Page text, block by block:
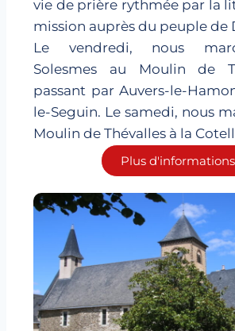
vie de prière rythmée par la
mission auprès du peuple de
Le vendredi, nous
Solesmes au Moulin de
passant par Auvers-le-
le-Seguin. Le samedi, nous
Moulin de Thévalles à la
Plus d'informations